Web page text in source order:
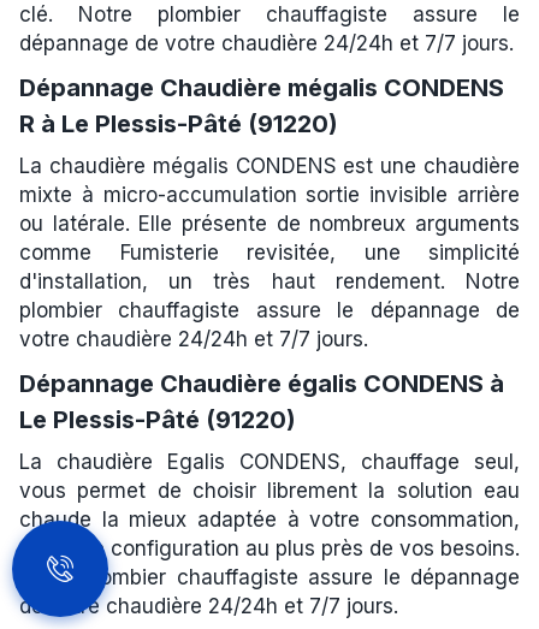
clé. Notre plombier chauffagiste assure le
dépannage de votre chaudière 24/24h et 7/7 jours.
Dépannage Chaudière mégalis CONDENS
R à Le Plessis-Pâté (91220)
La chaudière mégalis CONDENS est une chaudière
mixte à micro-accumulation sortie invisible arrière
ou latérale. Elle présente de nombreux arguments
comme Fumisterie revisitée, une simplicité
d'installation, un très haut rendement. Notre
plombier chauffagiste assure le dépannage de
votre chaudière 24/24h et 7/7 jours.
Dépannage Chaudière égalis CONDENS à
Le Plessis-Pâté (91220)
La chaudière Egalis CONDENS, chauffage seul,
vous permet de choisir librement la solution eau
chaude la mieux adaptée à votre consommation,
pour une configuration au plus près de vos besoins.
Notre plombier chauffagiste assure le dépannage
de votre chaudière 24/24h et 7/7 jours.